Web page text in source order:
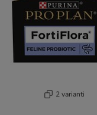
2 varianti